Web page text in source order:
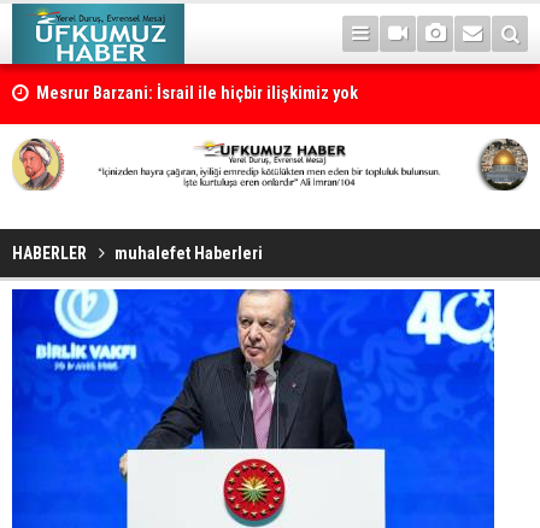
Mesrur Barzani: İsrail ile hiçbir ilişkimiz yok
HABERLER muhalefet Haberleri